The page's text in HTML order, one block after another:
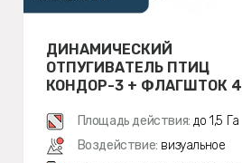
ДИНАМИЧЕСКИЙ
ОТПУГИВАТЕЛЬ ПТИЦ
КОНДОР-3 + ФЛАГШТОК 4
Площадь действия: до 1,5 Га
Воздействие: визуальное